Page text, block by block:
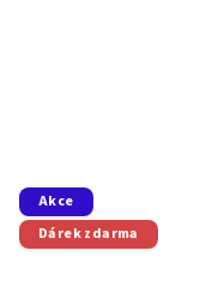
Akce
Dárek zdarma